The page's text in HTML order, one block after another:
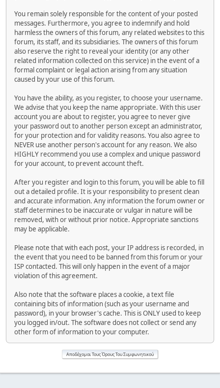
You remain solely responsible for the content of your posted
messages. Furthermore, you agree to indemnify and hold
harmless the owners of this forum, any related websites to this
forum, its staff, and its subsidiaries. The owners of this forum
also reserve the right to reveal your identity (or any other
related information collected on this service) in the event of a
formal complaint or legal action arising from any situation
caused by your use of this forum.
You have the ability, as you register, to choose your username.
We advise that you keep the name appropriate. With this user
account you are about to register, you agree to never give
your password out to another person except an administrator,
for your protection and for validity reasons. You also agree to
NEVER use another person's account for any reason. We also
HIGHLY recommend you use a complex and unique password
for your account, to prevent account theft.
After you register and login to this forum, you will be able to fill
out a detailed profile. It is your responsibility to present clean
and accurate information. Any information the forum owner or
staff determines to be inaccurate or vulgar in nature will be
removed, with or without prior notice. Appropriate sanctions
may be applicable.
Please note that with each post, your IP address is recorded, in
the event that you need to be banned from this forum or your
ISP contacted. This will only happen in the event of a major
violation of this agreement.
Also note that the software places a cookie, a text file
containing bits of information (such as your username and
password), in your browser's cache. This is ONLY used to keep
you logged in/out. The software does not collect or send any
other form of information to your computer.